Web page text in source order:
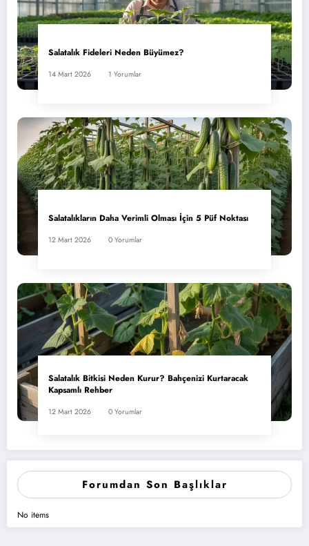
Salatalık Fideleri Neden Büyümez?
14 Mart 2026 1 Yorumlar
Salatalıkların Daha Verimli Olması İçin 5 Püf Noktası
12 Mart 2026 0 Yorumlar
Salatalık Bitkisi Neden Kurur? Bahçenizi Kurtaracak
Kapsamlı Rehber
12 Mart 2026 0 Yorumlar
Forumdan Son Başlıklar
No items